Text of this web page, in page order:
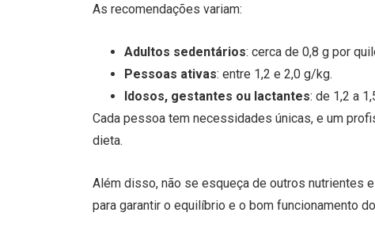
As recomendações variam:
Adultos sedentários: cerca de 0,8 g por
Pessoas ativas: entre 1,2 e 2,0 g/kg.
Idosos, gestantes ou lactantes: de 1,2 a
Cada pessoa tem necessidades únicas, e um
dieta.
Além disso, não se esqueça de outros nutrientes
para garantir o equilíbrio e o bom funcionamento